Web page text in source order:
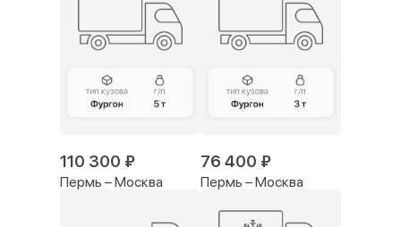
110 300 ₽
Пермь – Москва
76 400 ₽
Пермь – Москва